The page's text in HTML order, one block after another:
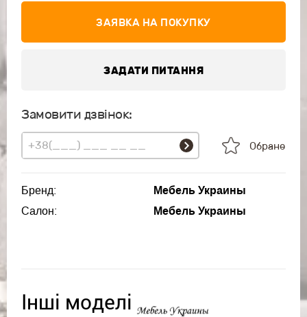
ЗАЯВКА НА ПОКУПКУ
ЗАДАТИ ПИТАННЯ
Замовити дзвінок:
Обране
Бренд:
Мебель Украины
Салон:
Мебель Украины
Інші моделі